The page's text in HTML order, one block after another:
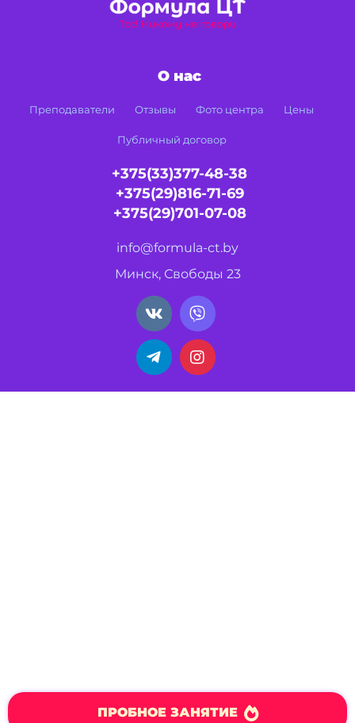
ПРОБНОЕ ЗАНЯТИЕ
О нас
Преподаватели Отзывы Фото центра Цены
Публичный договор
+375(33)377-48-38
+375(29)816-71-69
+375(29)701-07-08
info@formula-ct.by
Минск, Свободы 23